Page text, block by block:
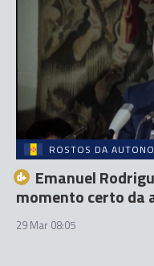
ROSTOS DA
Emanuel
momento certo da
29 Mar 08:05